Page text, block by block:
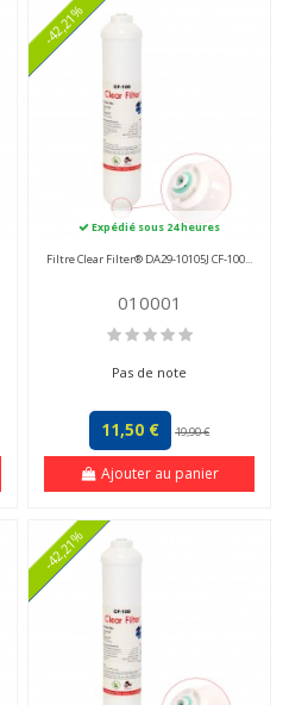
-42,21%
Expédié sous 24 heures
Filtre Clear Filter® DA29-10105J CF-100...
010001
Pas de note
11,50 € 19,90 €
Ajouter au panier
-42,21%